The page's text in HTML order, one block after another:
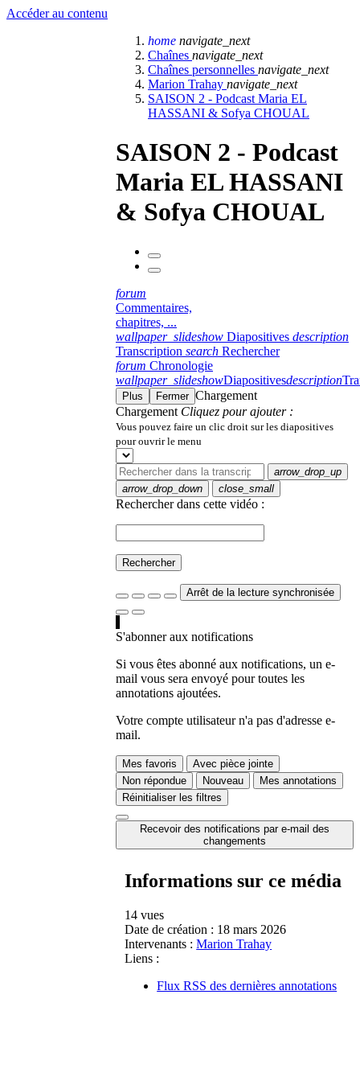
Accéder au contenu
home navigate_next
Chaînes navigate_next
Chaînes personnelles navigate_next
Marion Trahay navigate_next
SAISON 2 - Podcast Maria EL
HASSANI & Sofya CHOUAL
SAISON 2 - Podcast
Maria EL HASSANI
& Sofya CHOUAL
forum
Commentaires,
chapitres, ...
wallpaper_slideshow Diapositives description
Transcription search Rechercher
forum Chronologie
wallpaper_slideshowDiapositivesdescription
Plus Fermer Chargement
Chargement Cliquez pour ajouter :
Vous pouvez faire un clic droit sur les diapositives
pour ouvrir le menu
arrow_drop_up
arrow_drop_down
close_small
Rechercher dans cette vidéo :
Rechercher
Arrêt de la lecture synchronisée
S'abonner aux notifications
Si vous êtes abonné aux notifications, un e-
mail vous sera envoyé pour toutes les
annotations ajoutées.
Votre compte utilisateur n'a pas d'adresse e-
mail.
Mes favoris
Avec pièce jointe
Non répondue
Nouveau
Mes annotations
Réinitialiser les filtres
Recevoir des notifications par e-mail des
changements
Informations sur ce média
14 vues
Date de création : 18 mars 2026
Intervenants : Marion Trahay
Liens :
Flux RSS des dernières annotations